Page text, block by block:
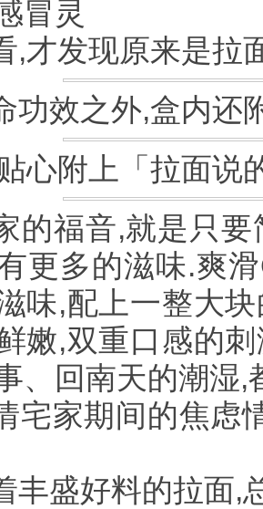
冒灵
,才发现原来是拉
功效之外,盒内还
心附上「拉面说
的福音,就是只
更多的滋味.爽
味,配上一整大
嫩,双重口感的
、回南天的潮湿,
宅家期间的焦虑
丰盛好料的拉面,